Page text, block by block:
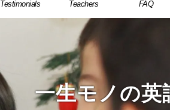
Testimonials Teachers FAQ
一生モノの英